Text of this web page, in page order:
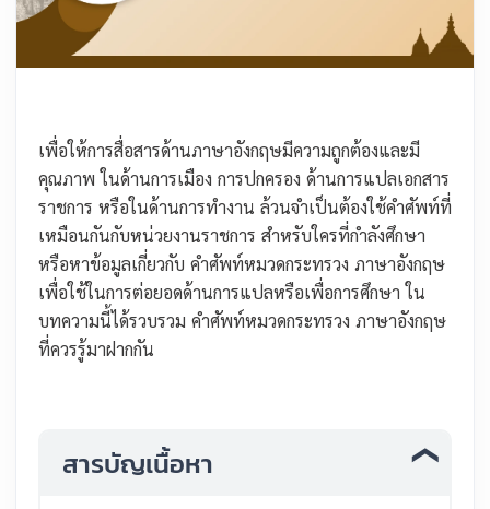
เพื่อให้การสื่อสารด้านภาษาอังกฤษมีความถูกต้องและมี
คุณภาพ ในด้านการเมือง การปกครอง ด้านการแปลเอกสาร
ราชการ หรือในด้านการทำงาน ล้วนจำเป็นต้องใช้คำศัพท์ที่
เหมือนกันกับหน่วยงานราชการ สำหรับใครที่กำลังศึกษา
หรือหาข้อมูลเกี่ยวกับ คำศัพท์หมวดกระทรวง ภาษาอังกฤษ
เพื่อใช้ในการต่อยอดด้านการแปลหรือเพื่อการศึกษา ใน
บทความนี้ได้รวบรวม คำศัพท์หมวดกระทรวง ภาษาอังกฤษ
ที่ควรรู้มาฝากกัน
สารบัญเนื้อหา